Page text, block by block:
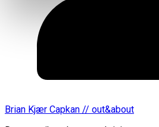
Brian Kjær Capkan // out&about